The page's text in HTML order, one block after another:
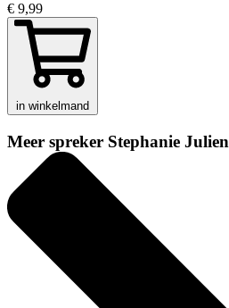
€ 9,99
in winkelmand
Meer spreker Stephanie Julien